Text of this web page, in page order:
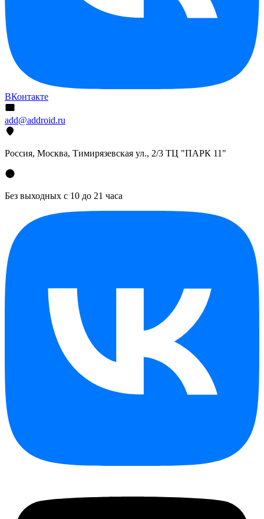
ВКонтакте
add@addroid.ru
Россия, Москва, Тимирязевская ул., 2/3 ТЦ "ПАРК 11"
Без выходных с 10 до 21 часа